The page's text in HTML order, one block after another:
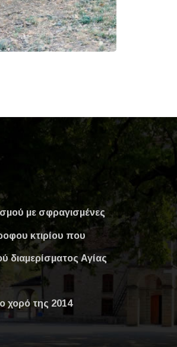
με σφραγισμένες
κτιρίου που
διαμερίσματος Αγίας
χορό της 2014